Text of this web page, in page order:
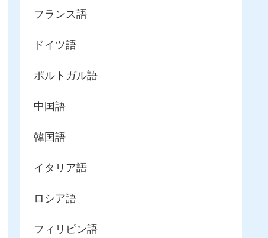
フランス語
ドイツ語
ポルトガル語
中国語
韓国語
イタリア語
ロシア語
フィリピン語